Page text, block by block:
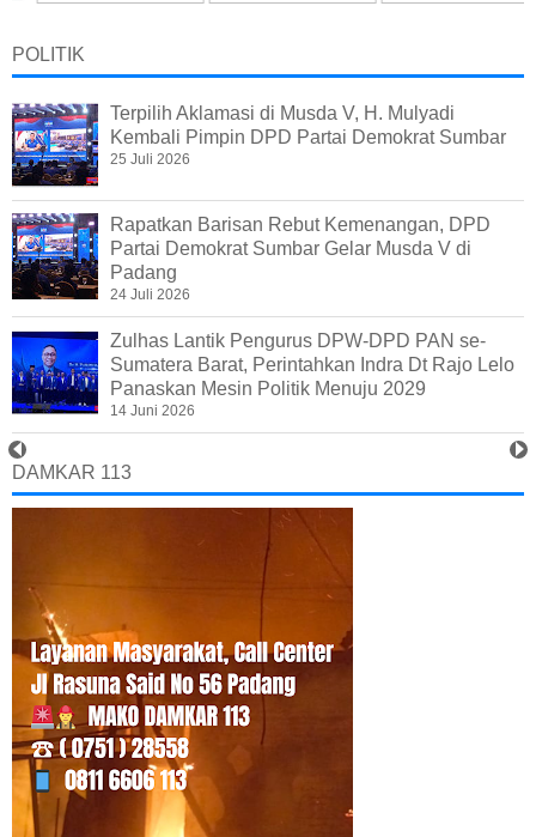
POLITIK
Terpilih Aklamasi di Musda V, H. Mulyadi
Kembali Pimpin DPD Partai Demokrat Sumbar
25 Juli 2026
Rapatkan Barisan Rebut Kemenangan, DPD
Partai Demokrat Sumbar Gelar Musda V di
Padang
24 Juli 2026
Zulhas Lantik Pengurus DPW-DPD PAN se-
Sumatera Barat, Perintahkan Indra Dt Rajo Lelo
Panaskan Mesin Politik Menuju 2029
14 Juni 2026
DAMKAR 113